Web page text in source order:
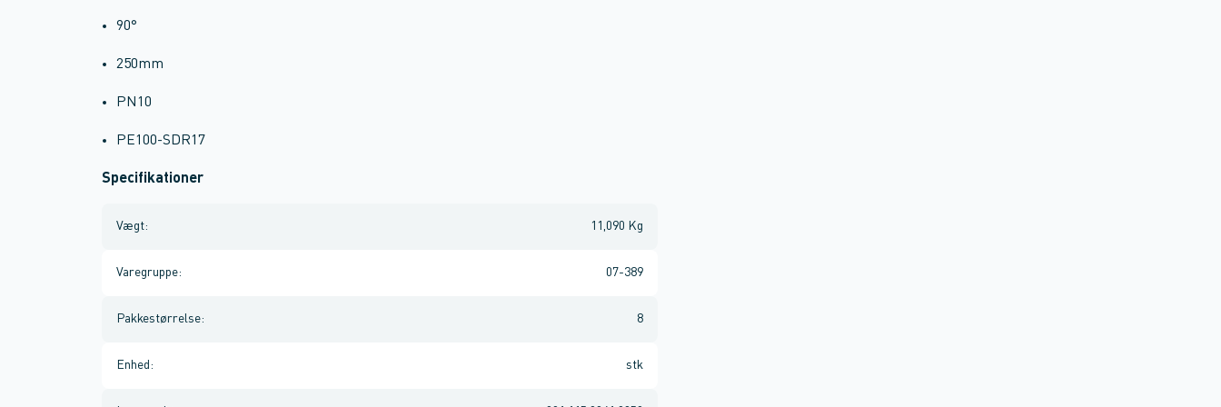
90°
250mm
PN10
PE100-SDR17
Specifikationer
Vægt: 11,090 Kg
Varegruppe: 07-389
Pakkestørrelse: 8
Enhed : stk